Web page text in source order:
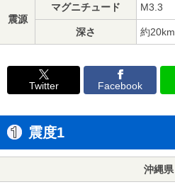
震源
マグニチュード M3.3
深さ 約20km
Twitter Facebook
震度1
沖縄県